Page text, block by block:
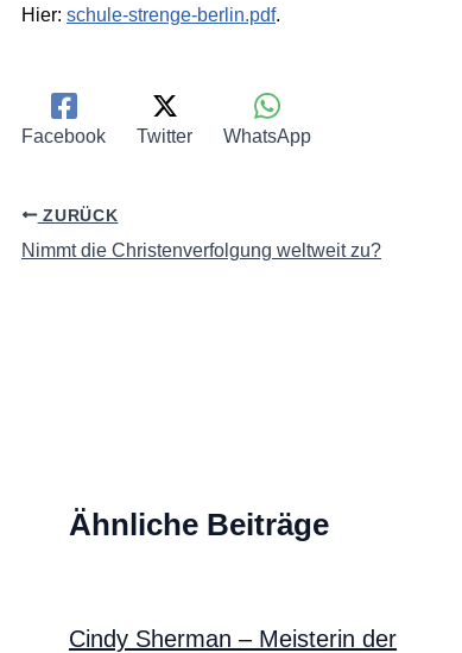
Hier: schule-strenge-berlin.pdf.
Facebook Twitter WhatsApp
ZURÜCK
Nimmt die Christenverfolgung weltweit zu?
Ähnliche Beiträge
Cindy Sherman – Meisterin der